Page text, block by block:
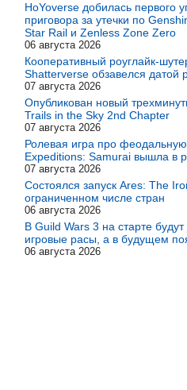
HoYoverse добилась первого
приговора за утечки по
Star Rail и Zenless Zone Zero
06 августа 2026
Кооперативный роуглайк-
Shatterverse обзавелся датой
07 августа 2026
Опубликован новый
Trails in the Sky 2nd Chapter
07 августа 2026
Ролевая игра про
Expeditions: Samurai вышла в
07 августа 2026
Состоялся запуск Ares: The
ограниченном числе стран
06 августа 2026
В Guild Wars 3 на старте
игровые расы, а в будущем
06 августа 2026